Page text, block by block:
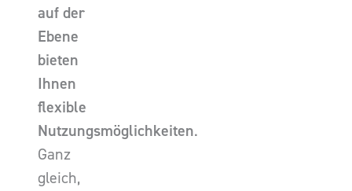
auf der
Ebene
bieten
Ihnen
flexible
Nutzungsmöglichkeiten.
Ganz
gleich,